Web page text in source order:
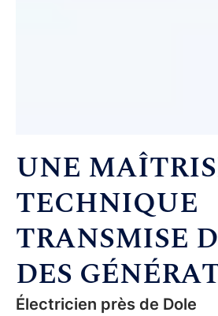
Électricien près de Dole
UNE
TECHNIQUE
TRANSMISE
DES